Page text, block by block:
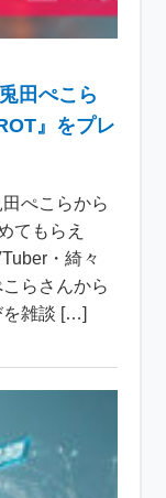
田ぺこら
』をプレ
ぺこらから
てもらえ
・綺々
らさんから
を雑談 […]